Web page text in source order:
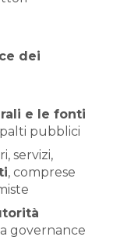
dei
e le fonti
pubblici
servizi,
, comprese
governance